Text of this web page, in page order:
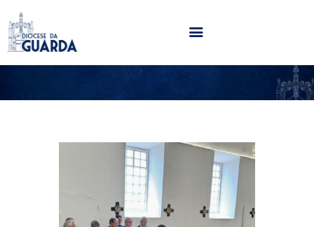
HOME
PARÓQUIAS
NOTÍCIAS
AGENDA
MULTIMÉDIA